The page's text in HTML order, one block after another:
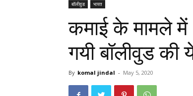
बॉलीवुड भारत
कमाई के मामले में
गयी बॉलीवुड की
By komal jindal - May 5, 2020